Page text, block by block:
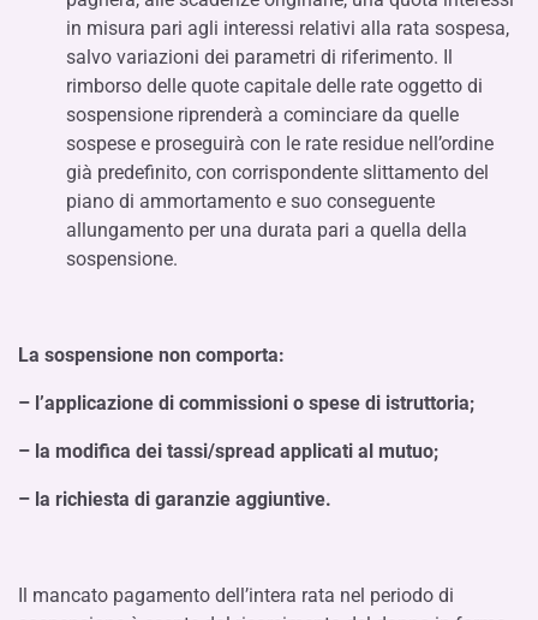
in misura pari agli interessi relativi alla rata sospesa,
salvo variazioni dei parametri di riferimento. Il
rimborso delle quote capitale delle rate oggetto di
sospensione riprenderà a cominciare da quelle
sospese e proseguirà con le rate residue nell’ordine
già predefinito, con corrispondente slittamento del
piano di ammortamento e suo conseguente
allungamento per una durata pari a quella della
sospensione.
La sospensione non comporta:
– l’applicazione di commissioni o spese di istruttoria;
– la modifica dei tassi/spread applicati al mutuo;
– la richiesta di garanzie aggiuntive.
Il mancato pagamento dell’intera rata nel periodo di